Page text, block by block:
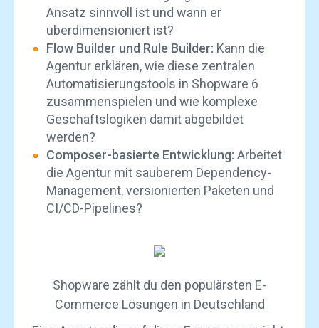
Ansatz sinnvoll ist und wann er
überdimensioniert ist?
Flow Builder und Rule Builder: Kann die
Agentur erklären, wie diese zentralen
Automatisierungstools in Shopware 6
zusammenspielen und wie komplexe
Geschäftslogiken damit abgebildet
werden?
Composer-basierte Entwicklung: Arbeitet
die Agentur mit sauberem Dependency-
Management, versionierten Paketen und
CI/CD-Pipelines?
Shopware zählt du den populärsten E-
Commerce Lösungen in Deutschland